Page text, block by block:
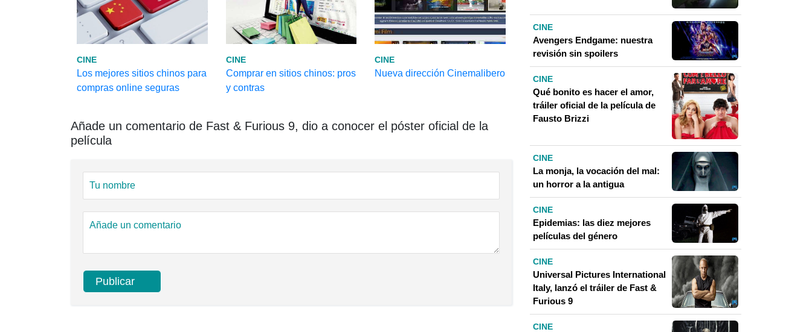
CINE
Los mejores sitios chinos para
compras online seguras
CINE
Comprar en sitios chinos: pros
y contras
CINE
Nueva dirección Cinemalibero
Añade un comentario de Fast & Furious 9, dio a conocer el póster oficial de la
película
CINE
Avengers Endgame: nuestra
revisión sin spoilers
CINE
Qué bonito es hacer el amor,
tráiler oficial de la película de
Fausto Brizzi
CINE
La monja, la vocación del mal:
un horror a la antigua
CINE
Epidemias: las diez mejores
películas del género
CINE
Universal Pictures International
Italy, lanzó el tráiler de Fast &
Furious 9
CINE